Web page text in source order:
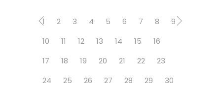
1 2 3 4 5 6 7 8
9
10
11 12 13 14 15
16
17
18 19 20 21 22
23
24
25 26 27 28 29
30